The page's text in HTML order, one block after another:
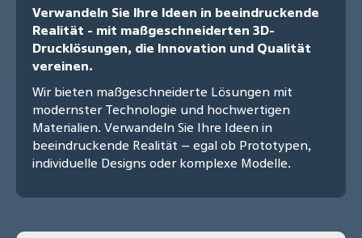
Verwandeln Sie Ihre Ideen in beeindruckende
Realität - mit maßgeschneiderten 3D-
Drucklösungen, die Innovation und Qualität
vereinen.
Wir bieten maßgeschneiderte Lösungen mit
modernster Technologie und hochwertigen
Materialien. Verwandeln Sie Ihre Ideen in
beeindruckende Realität – egal ob Prototypen,
individuelle Designs oder komplexe Modelle.